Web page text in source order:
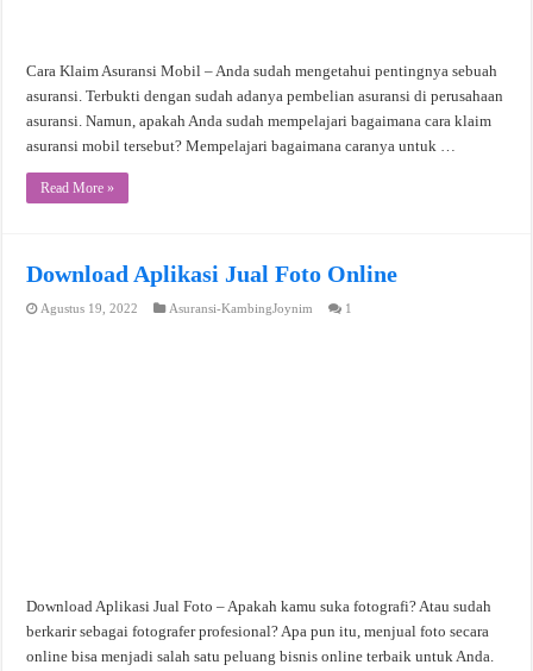
Cara Klaim Asuransi Mobil – Anda sudah mengetahui pentingnya sebuah
asuransi. Terbukti dengan sudah adanya pembelian asuransi di perusahaan
asuransi. Namun, apakah Anda sudah mempelajari bagaimana cara klaim
asuransi mobil tersebut? Mempelajari bagaimana caranya untuk …
Read More »
Download Aplikasi Jual Foto Online
Agustus 19, 2022 Asuransi-KambingJoynim 1
Download Aplikasi Jual Foto – Apakah kamu suka fotografi? Atau sudah
berkarir sebagai fotografer profesional? Apa pun itu, menjual foto secara
online bisa menjadi salah satu peluang bisnis online terbaik untuk Anda.